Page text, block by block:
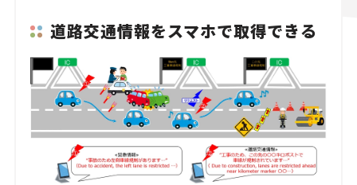
道路交通情報をスマホで取得できる